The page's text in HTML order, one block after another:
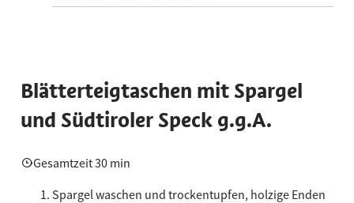
Blätterteigtaschen mit Spargel
und Südtiroler Speck g.g.A.
Gesamtzeit 30 min
Spargel waschen und trockentupfen, holzige Enden